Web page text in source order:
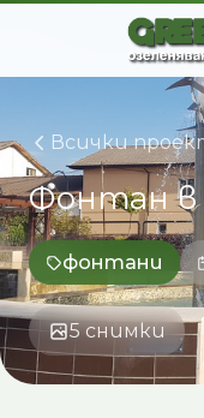
content
Всички
Фонтан в
фонтани
5 снимки